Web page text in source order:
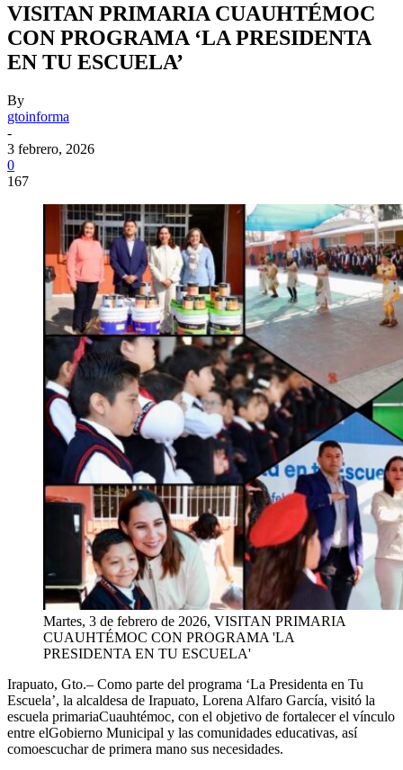
VISITAN PRIMARIA CUAUHTÉMOC
CON PROGRAMA ‘LA PRESIDENTA
EN TU ESCUELA’
By
gtoinforma
-
3 febrero, 2026
0
167
Martes, 3 de febrero de 2026, VISITAN PRIMARIA
CUAUHTÉMOC CON PROGRAMA 'LA
PRESIDENTA EN TU ESCUELA'
Irapuato, Gto.– Como parte del programa ‘La Presidenta en Tu
Escuela’, la alcaldesa de Irapuato, Lorena Alfaro García, visitó la
escuela primariaCuauhtémoc, con el objetivo de fortalecer el vínculo
entre elGobierno Municipal y las comunidades educativas, así
comoescucharde primera mano sus necesidades.